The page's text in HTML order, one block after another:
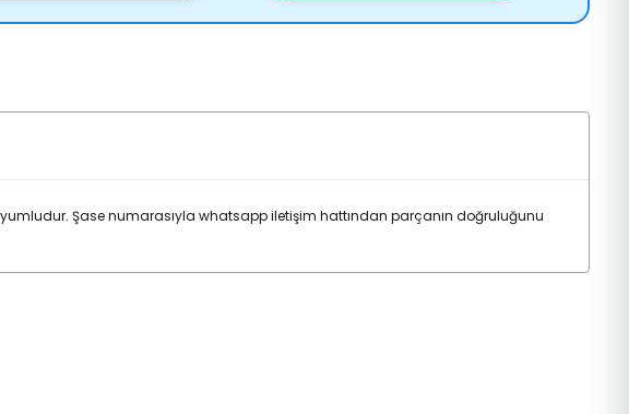
ile uyumludur. Şase numarasıyla whatsapp iletişim hattından parçanın doğruluğunu